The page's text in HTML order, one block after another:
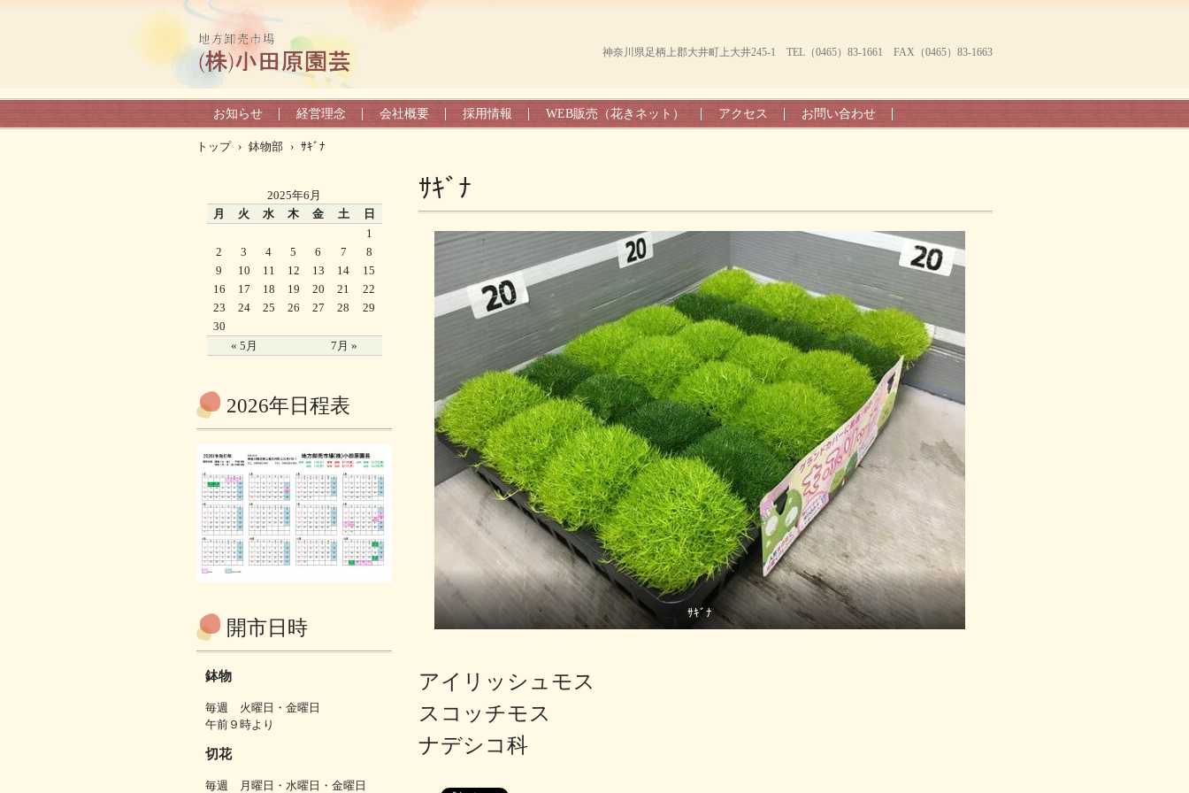
神奈川県足柄上郡大井町上大井245-1 TEL（0465）83-1661 FAX（0465）83-1663
お知らせ 経営理念 会社概要 採用情報 WEB販売（花きネット） アクセス お問い合わせ
トップ › 鉢物部 › ｻｷﾞﾅ
ｻｷﾞﾅ
ｻｷﾞﾅ
アイリッシュモス
スコッチモス
ナデシコ科
2025年6月
月
火 水 木 金 土 日
« 5月 7月 »
1
2
3 4 5 6 7
8
9
10 11 12 13 14
15
16
17 18 19 20 21
22
23
24 25 26 27 28
29
30
2026年日程表
開市日時
鉢物
毎週 火曜日・金曜日
午前９時より
切花
毎週 月曜日・水曜日・金曜日